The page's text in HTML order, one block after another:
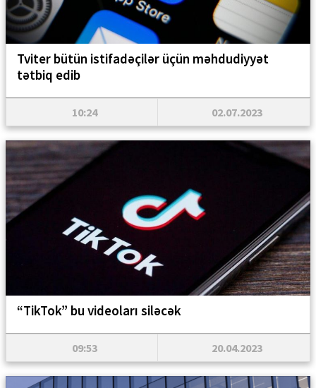
Tviter bütün istifadəçilər üçün məhdudiyyət
tətbiq edib
10:24 02.07.2023
“TikTok” bu videoları siləcək
09:53 20.04.2023